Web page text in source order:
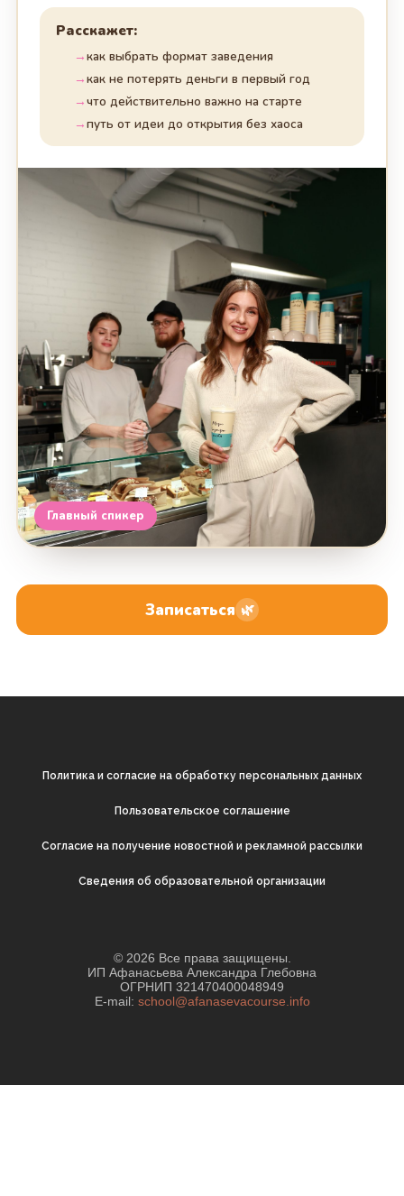
Главный спикер
Расскажет:
как выбрать формат заведения
как не потерять деньги в первый год
что действительно важно на старте
путь от идеи до открытия без хаоса
Записаться 🌿
Политика и согласие на обработку персональных данных
Пользовательское соглашение
Согласие на получение новостной и рекламной рассылки
Cведения об образовательной организации
© 2026 Все права защищены.
ИП Афанасьева Александра Глебовна
ОГРНИП 321470400048949
E-mail: school@afanasevacourse.info